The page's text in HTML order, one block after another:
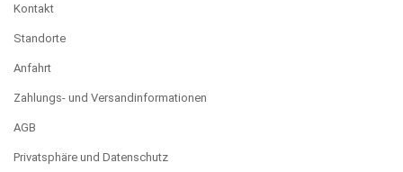
Kontakt
Standorte
Anfahrt
Zahlungs- und Versandinformationen
AGB
Privatsphäre und Datenschutz